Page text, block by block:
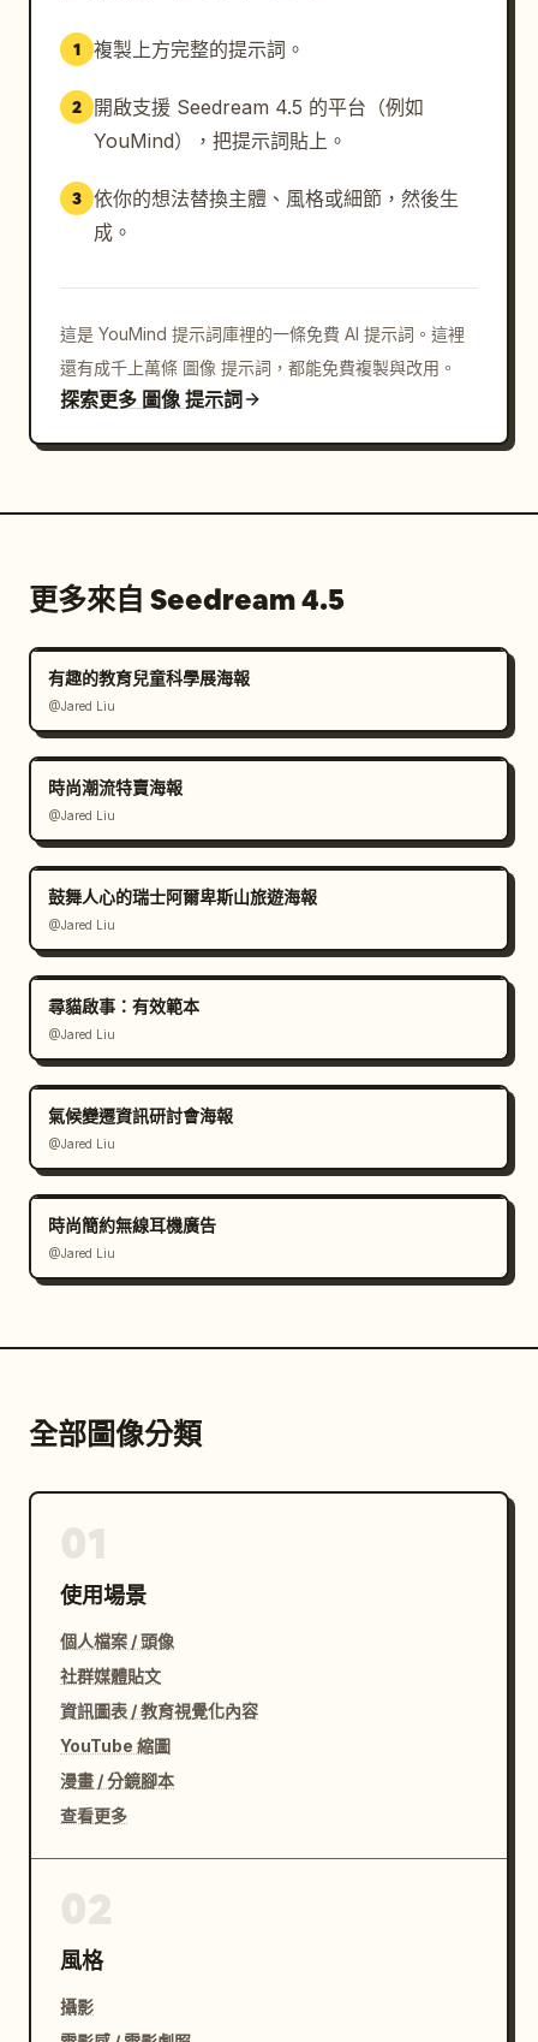
1 複製上方完整的提示詞。
2
開啟支援 Seedream 4.5 的平台（例如
YouMind），把提示詞貼上。
3 依你的想法替換主體、風格或細節，然後生
成。
這是 YouMind 提示詞庫裡的一條免費 AI 提示詞。這裡
還有成千上萬條 圖像 提示詞，都能免費複製與改用。
探索更多 圖像 提示詞
更多來自 Seedream 4.5
有趣的教育兒童科學展海報
@Jared Liu
時尚潮流特賣海報
@Jared Liu
鼓舞人心的瑞士阿爾卑斯山旅遊海報
@Jared Liu
尋貓啟事：有效範本
@Jared Liu
氣候變遷資訊研討會海報
@Jared Liu
時尚簡約無線耳機廣告
@Jared Liu
全部圖像分類
使用場景
個人檔案 / 頭像
社群媒體貼文
資訊圖表 / 教育視覺化內容
YouTube 縮圖
漫畫 / 分鏡腳本
查看更多
風格
攝影